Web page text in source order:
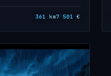
361 km7 501 €